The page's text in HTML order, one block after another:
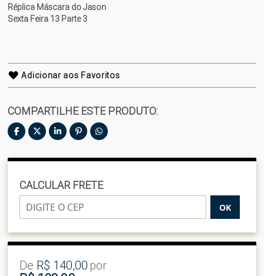
Réplica Máscara do Jason
Sexta Feira 13 Parte 3
Adicionar aos Favoritos
COMPARTILHE ESTE PRODUTO:
CALCULAR FRETE
OK
De R$ 140,00 por